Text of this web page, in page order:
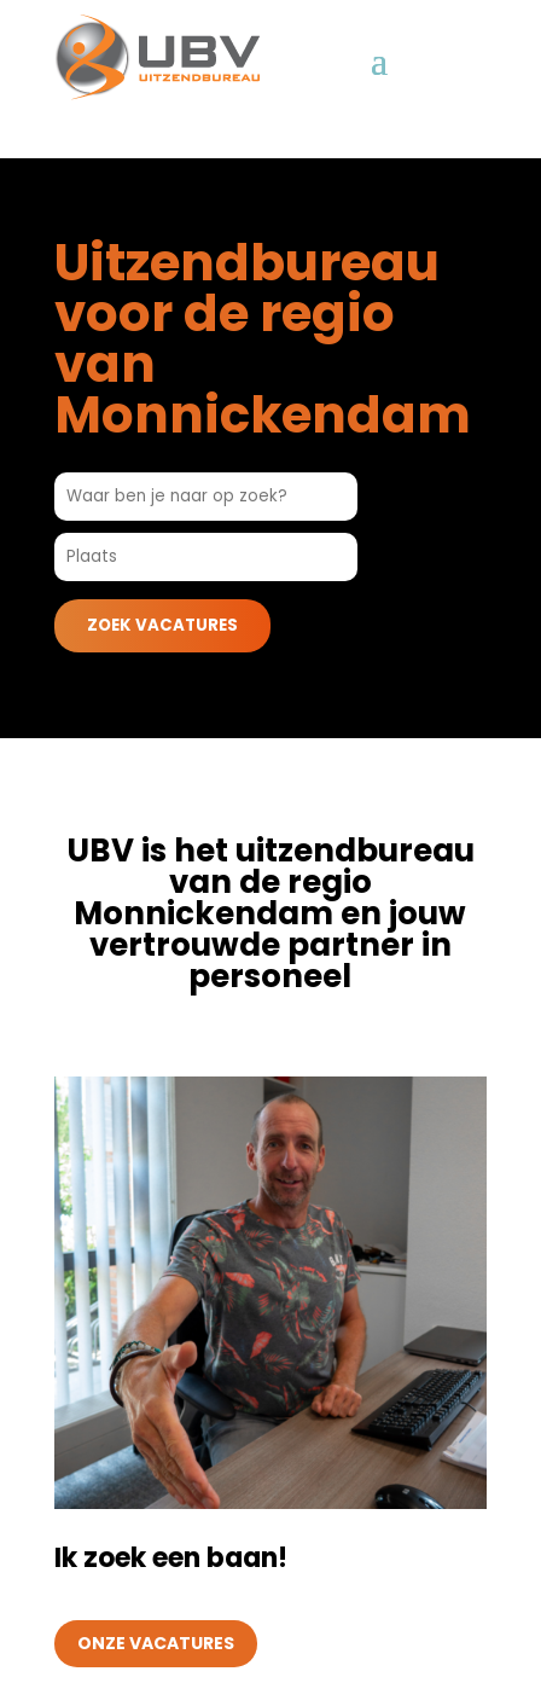
Uitzendbureau
voor de regio
van
Monnickendam
UBV is het uitzendbureau
van de regio
Monnickendam en jouw
vertrouwde partner in
personeel
Ik zoek een baan!
ONZE VACATURES